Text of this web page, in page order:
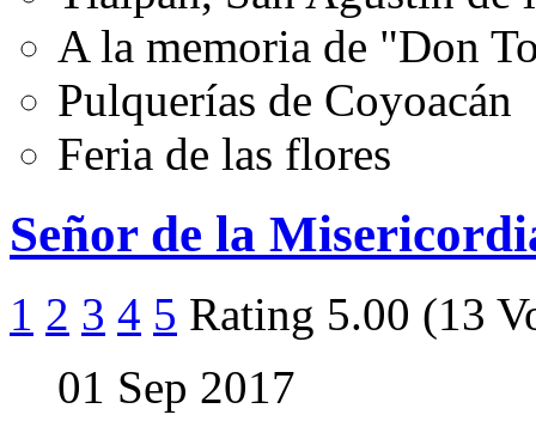
A la memoria de "Don
Pulquerías de Coyoacán
Feria de las flores
Señor de la
1 2 3 4 5 Rating 5.00 (13
01 Sep 2017